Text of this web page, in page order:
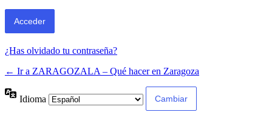
¿Has olvidado tu contraseña?
← Ir a ZARAGOZALA – Qué hacer en Zaragoza
Idioma